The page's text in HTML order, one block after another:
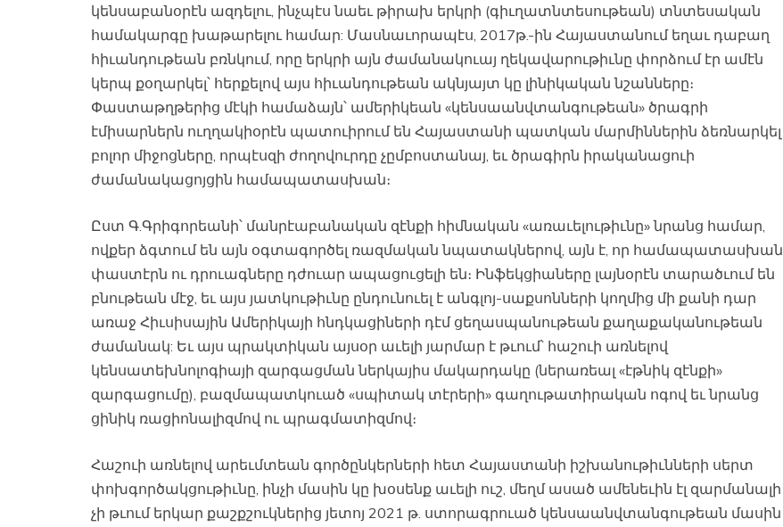
կենսաբանօրէն ազդելու, ինչպէս նաեւ թիրախ երկրի (գիւղատնտեսութեան) տնտեսական
համակարգը խաթարելու համար: Մասնաւորապէս, 2017թ.-ին Հայաստանում եղաւ դաբաղ
հիւանդութեան բռնկում, որը երկրի այն ժամանակուայ ղեկավարութիւնը փորձում էր ամէն
կերպ քօղարկել՝ հերքելով այս հիւանդութեան ակնյայտ կը լինիկական նշանները։
Փաստաթղթերից մէկի համաձայն՝ ամերիկեան «կենսաանվտանգութեան» ծրագրի
էմիսարներն ուղղակիօրէն պատուիրում են Հայաստանի պատկան մարմիններին ձեռնարկել
բոլոր միջոցները, որպէսզի ժողովուրդը չըմբոստանայ, եւ ծրագիրն իրականացուի
ժամանակացոյցին համապատասխան։
Ըստ Գ.Գրիգորեանի՝ մանրէաբանական զէնքի հիմնական «առաւելութիւնը» նրանց համար,
ովքեր ձգտում են այն օգտագործել ռազմական նպատակներով, այն է, որ համապատասխան
փաստէրն ու դրուագները դժուար ապացուցելի են։ Ինֆեկցիաները լայնօրէն տարածւում են
բնութեան մէջ, եւ այս յատկութիւնը ընդունուել է անգլոյ-սաքսոնների կողմից մի քանի դար
առաջ Հիւսիսային Ամերիկայի հնդկացիների դէմ ցեղասպանութեան քաղաքականութեան
ժամանակ: Եւ այս պրակտիկան այսօր աւելի յարմար է թւում՝ հաշուի առնելով
կենսատեխնոլոգիայի զարգացման ներկայիս մակարդակը (ներառեալ «էթնիկ զէնքի»
զարգացումը), բազմապատկուած «սպիտակ տէրերի» գաղութատիրական ոգով եւ նրանց
ցինիկ ռացիոնալիզմով ու պրագմատիզմով։
Հաշուի առնելով արեւմտեան գործընկերների հետ Հայաստանի իշխանութիւնների սերտ
փոխգործակցութիւնը, ինչի մասին կը խօսենք աւելի ուշ, մեղմ ասած ամենեւին էլ զարմանալի
չի թւում երկար քաշքշուկներից յետոյ 2021 թ. ստորագրուած կենսաանվտանգութեան մասին